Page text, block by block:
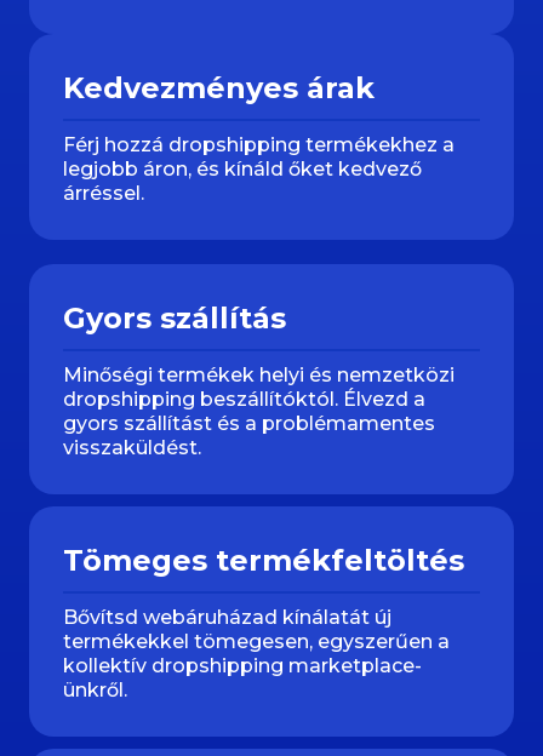
Kedvezményes árak
Férj hozzá dropshipping termékekhez a
legjobb áron, és kínáld őket kedvező
árréssel.
Gyors szállítás
Minőségi termékek helyi és nemzetközi
dropshipping beszállítóktól. Élvezd a
gyors szállítást és a problémamentes
visszaküldést.
Tömeges termékfeltöltés
Bővítsd webáruházad kínálatát új
termékekkel tömegesen, egyszerűen a
kollektív dropshipping marketplace-
ünkről.